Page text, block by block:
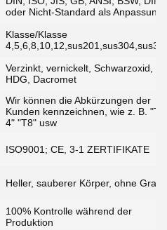
oder Nicht-Standard als Anpassung
Klasse/Klasse
Verzinkt, vernickelt, Schwarzoxid,
HDG, Dacromet
Wir können die Abkürzungen der
Kunden kennzeichnen, wie z. B. "T
4" "T8" usw
ISO9001; CE, 3-1 ZERTIFIKATE
Heller, sauberer Körper, ohne Grate
100% Kontrolle während der
Produktion